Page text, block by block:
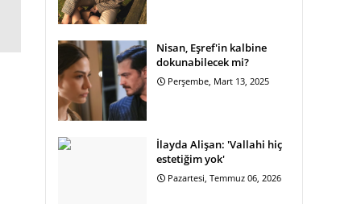
Nisan, Eşref'in kalbine
dokunabilecek mi?
Perşembe, Mart 13, 2025
İlayda Alişan: 'Vallahi hiç
estetiğim yok'
Pazartesi, Temmuz 06, 2026